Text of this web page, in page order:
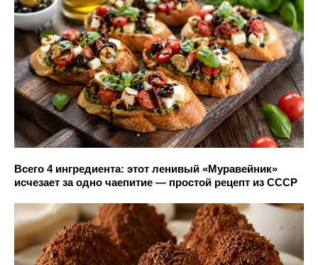
Всего 4 ингредиента: этот ленивый «Муравейник»
исчезает за одно чаепитие — простой рецепт из СССР